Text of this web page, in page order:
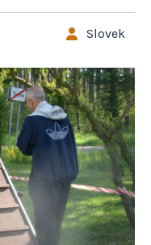
Slovek